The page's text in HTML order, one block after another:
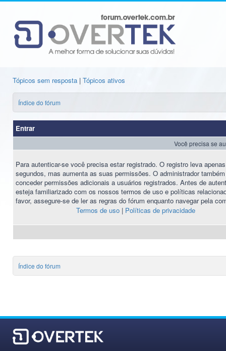
Tópicos sem resposta | Tópicos ativos
Índice do fórum
Entrar
Você precisa se
Para autenticar-se você precisa estar registrado. O registro leva
segundos, mas aumenta as suas permissões. O administrador
conceder permissões adicionais a usuários registrados. Antes de
esteja familiarizado com os nossos termos de uso e políticas
favor, assegure-se de ler as regras do fórum enquanto navegar pela
Termos de uso| Políticas de privacidade
Índice do fórum